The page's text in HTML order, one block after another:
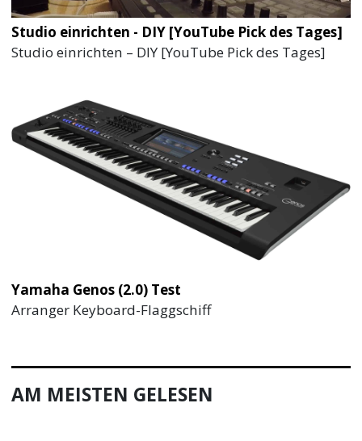
Studio einrichten - DIY [YouTube Pick des Tages]
Studio einrichten – DIY [YouTube Pick des Tages]
Yamaha Genos (2.0) Test
Arranger Keyboard-Flaggschiff
AM MEISTEN GELESEN